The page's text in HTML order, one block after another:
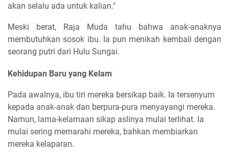
akan selalu ada untuk kalian."
Meski berat, Raja Muda tahu bahwa anak-anaknya
membutuhkan sosok ibu. Ia pun menikah kembali dengan
seorang putri dari Hulu Sungai.
Kehidupan Baru yang Kelam
Pada awalnya, ibu tiri mereka bersikap baik. Ia tersenyum
kepada anak-anak dan berpura-pura menyayangi mereka.
Namun, lama-kelamaan sikap aslinya mulai terlihat. Ia
mulai sering memarahi mereka, bahkan membiarkan
mereka kelaparan.